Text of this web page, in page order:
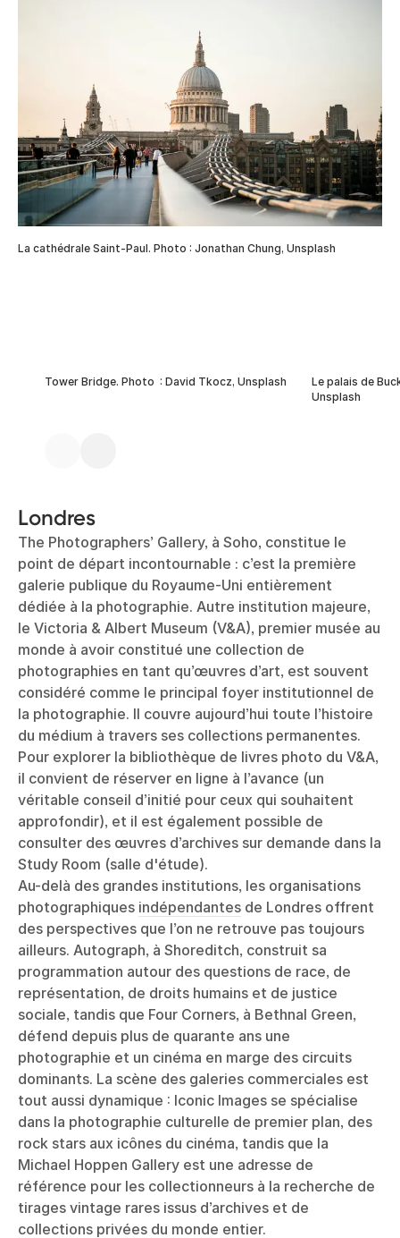
La cathédrale Saint-Paul. Photo : Jonathan Chung, Unsplash
Tower Bridge. Photo : David Tkocz, Unsplash
Le palais de
Unsplash
Londres
The Photographers’ Gallery, à Soho, constitue le
point de départ incontournable : c’est la première
galerie publique du Royaume-Uni entièrement
dédiée à la photographie. Autre institution majeure,
le Victoria & Albert Museum (V&A), premier musée au
monde à avoir constitué une collection de
photographies en tant qu’œuvres d’art, est souvent
considéré comme le principal foyer institutionnel de
la photographie. Il couvre aujourd’hui toute l’histoire
du médium à travers ses collections permanentes.
Pour explorer la bibliothèque de livres photo du V&A,
il convient de réserver en ligne à l’avance (un
véritable conseil d’initié pour ceux qui souhaitent
approfondir), et il est également possible de
consulter des œuvres d’archives sur demande dans la
Study Room (salle d'étude).
Au-delà des grandes institutions, les organisations
photographiques indépendantes de Londres offrent
des perspectives que l’on ne retrouve pas toujours
ailleurs. Autograph, à Shoreditch, construit sa
programmation autour des questions de race, de
représentation, de droits humains et de justice
sociale, tandis que Four Corners, à Bethnal Green,
défend depuis plus de quarante ans une
photographie et un cinéma en marge des circuits
dominants. La scène des galeries commerciales est
tout aussi dynamique : Iconic Images se spécialise
dans la photographie culturelle de premier plan, des
rock stars aux icônes du cinéma, tandis que la
Michael Hoppen Gallery est une adresse de
référence pour les collectionneurs à la recherche de
tirages vintage rares issus d’archives et de
collections privées du monde entier.